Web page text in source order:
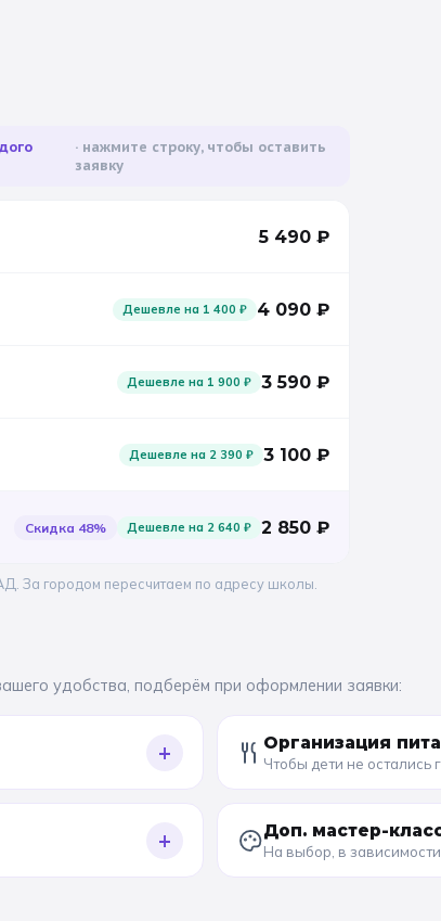
нажмите строку, чтобы оставить
заявку
5 490 ₽
Дешевле на 1 400 ₽ 4 090 ₽
Дешевле на 1 900 ₽ 3 590 ₽
Дешевле на 2 390 ₽ 3 100 ₽
Скидка 48% Дешевле на 2 640 ₽ 2 850 ₽
За городом пересчитаем по адресу школы.
удобства, подберём при оформлении заявки:
+ Организация
Чтобы дети не остались
+ Доп. мастер-
На выбор, в